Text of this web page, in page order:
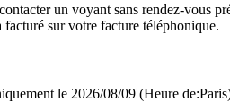
un voyant sans rendez-vous
facturé sur votre facture téléphonique.
le 2026/08/09 (Heure